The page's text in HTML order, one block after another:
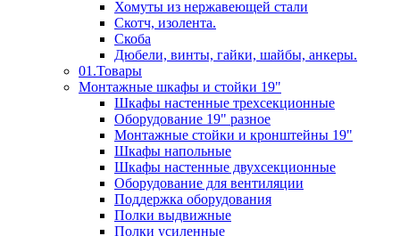
Хомуты из нержавеющей стали
Скотч, изолента.
Скоба
Дюбели, винты, гайки, шайбы, анкеры.
01.Товары
Монтажные шкафы и стойки 19"
Шкафы настенные трехсекционные
Оборудование 19" разное
Монтажные стойки и кронштейны 19"
Шкафы напольные
Шкафы настенные двухсекционные
Оборудование для вентиляции
Поддержка оборудования
Полки выдвижные
Полки усиленные